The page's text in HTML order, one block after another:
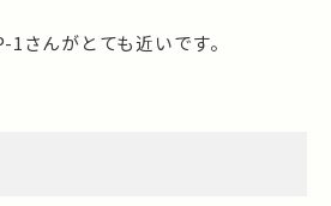
さんがとても近いです。